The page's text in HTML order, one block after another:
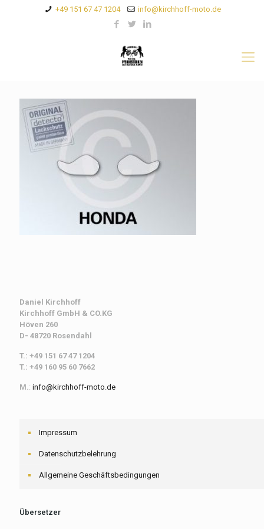
+49 151 67 47 1204 info@kirchhoff-moto.de
Daniel Kirchhoff
Kirchhoff GmbH & CO.KG
Höven 260
D- 48720 Rosendahl
T.: +49 151 67 47 1204
T.: +49 160 95 60 7662
M.: info@kirchhoff-moto.de
Impressum
Datenschutzbelehrung
Allgemeine Geschäftsbedingungen
Übersetzer